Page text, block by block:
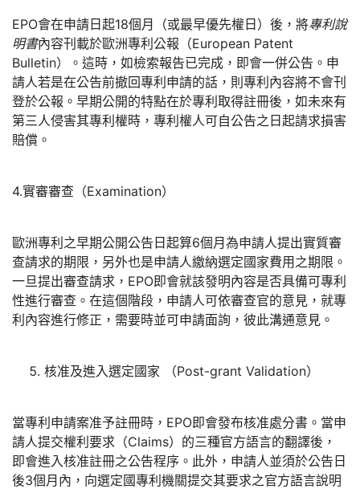
EPO會在申請日起18個月（或最早優先權日）後，將專利說
明書內容刊載於歐洲專利公報（European Patent
Bulletin）。這時，如檢索報告已完成，即會一併公告。申
請人若是在公告前撤回專利申請的話，則專利內容將不會刊
登於公報。早期公開的特點在於專利取得註冊後，如未來有
第三人侵害其專利權時，專利權人可自公告之日起請求損害
賠償。
4.實審審查（Examination）
歐洲專利之早期公開公告日起算6個月為申請人提出實質審
查請求的期限，另外也是申請人繳納選定國家費用之期限。
一旦提出審查請求，EPO即會就該發明內容是否具備可專利
性進行審查。在這個階段，申請人可依審查官的意見，就專
利內容進行修正，需要時並可申請面詢，彼此溝通意見。
核准及進入選定國家 （Post-grant Validation）
當專利申請案准予註冊時，EPO即會發布核准處分書。當申
請人提交權利要求（Claims）的三種官方語言的翻譯後，
即會進入核准註冊之公告程序。此外，申請人並須於公告日
後3個月內，向選定國專利機關提交其要求之官方語言說明